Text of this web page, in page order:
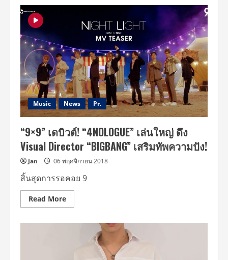
Timeline
ส่ง
เพลง
“Hypnotize”
เผย
อารมณ์
คุม
ใจ
ไม่
อยู่
Music News Pr.
“9×9” เดบิวต์! “4NOLOGUE” เล่นใหญ่ ดึง
Visual Director “BIGBANG” เสริมทัพความปัง!
Jan 06 พฤศจิกายน 2018
สิ้นสุดการรอคอย 9
Read MoreRead
more
“4NOLOGUE”